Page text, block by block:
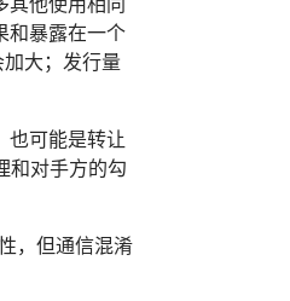
和暴露在一个
大；发行量
也可能是转让
和对手方的勾
，但通信混淆